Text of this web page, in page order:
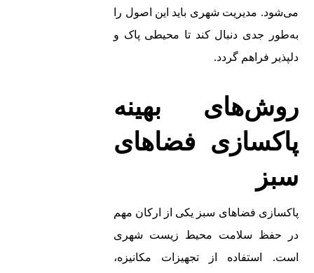
می‌شود. مدیریت شهری باید این اصول را
به‌طور جدی دنبال کند تا محیطی پاک و
دلپذیر فراهم گردد.
روش‌های بهینه
پاکسازی فضاهای
سبز
پاکسازی فضاهای سبز یکی از ارکان مهم
در حفظ سلامت محیط زیست شهری
است. استفاده از تجهیزات مکانیزه،